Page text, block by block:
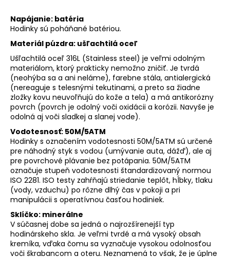
Napájanie: batéria
Hodinky sú poháňané batériou.
Materiál púzdra: ušľachtilá oceľ
Ušľachtilá oceľ 316L (Stainless steel) je veľmi odolným
materiálom, ktorý prakticky nemožno zničiť. Je tvrdá
(neohýba sa a ani neláme), farebne stála, antialergická
(nereaguje s telesnými tekutinami, a preto sa žiadne
zložky kovu neuvoľňujú do kože a tela) a má antikorózny
povrch (povrch je odolný voči oxidácii a korózii. Navyše je
odolná aj voči sladkej a slanej vode).
Vodotesnosť: 50M/5ATM
Hodinky s označením vodotesnosti 50M/5ATM sú určené
pre náhodný styk s vodou (umývanie auta, dážď), ale aj
pre povrchové plávanie bez potápania. 50M/5ATM
označuje stupeň vodotesnosti štandardizovaný normou
ISO 2281. ISO testy zahŕňajú striedanie teplôt, hĺbky, tlaku
(vody, vzduchu) po rôzne dlhý čas v pokoji a pri
manipulácii s operatívnou časťou hodiniek.
Sklíčko: minerálne
V súčasnej dobe sa jedná o najrozšírenejší typ
hodinárskeho skla. Je veľmi tvrdé a má vysoký obsah
kremíka, vďaka čomu sa vyznačuje vysokou odolnosťou
voči škrabancom a oteru. Neznamená to však, že je úplne